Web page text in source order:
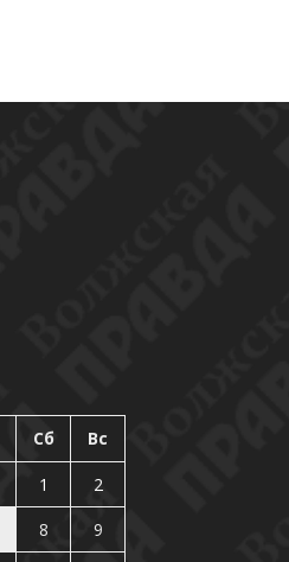
Сб Вс
1
2
8
9